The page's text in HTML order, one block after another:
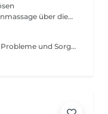
über die
Ihre erfahrene Masseurin hört sich Ihre Probleme und Sorgen genau an und bietet Ihnen dann eine individuelle Massage, die sich darauf konzentriert, das zu lindern, was Sie am meisten belastet.